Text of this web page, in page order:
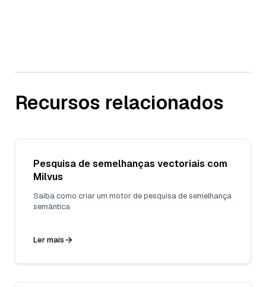
Recursos relacionados
Pesquisa de semelhanças vectoriais com
Milvus
Saiba como criar um motor de pesquisa de semelhança
semântica
Ler mais